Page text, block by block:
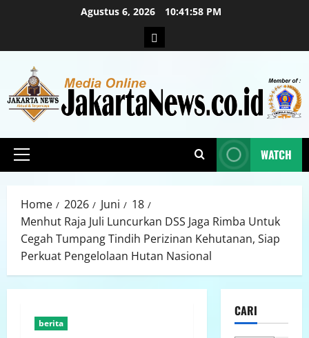
Agustus 6, 2026 10:41:59 PM
WATCH
Home 2026 Juni
18
Menhut Raja Juli Luncurkan DSS Jaga Rimba Untuk
Cegah Tumpang Tindih Perizinan Kehutanan, Siap
Perkuat Pengelolaan Hutan Nasional
berita
CARI